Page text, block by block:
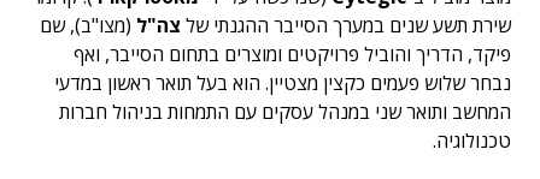
שירת תשע שנים במערך הסייבר ההגנתי של צה"ל (מצו"ב), שם
פיקד, הדריך והוביל פרויקטים ומוצרים בתחום הסייבר, ואף
נבחר שלוש פעמים כקצין מצטיין. הוא בעל תואר ראשון במדעי
המחשב ותואר שני במנהל עסקים עם התמחות בניהול חברות
טכנולוגיה.